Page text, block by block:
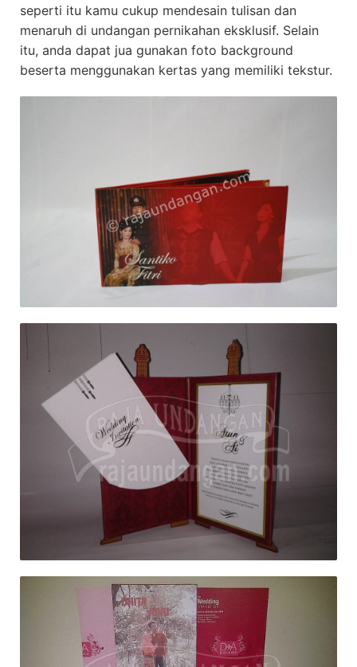
seperti itu kamu cukup mendesain tulisan dan
menaruh di undangan pernikahan eksklusif. Selain
itu, anda dapat jua gunakan foto background
beserta menggunakan kertas yang memiliki tekstur.